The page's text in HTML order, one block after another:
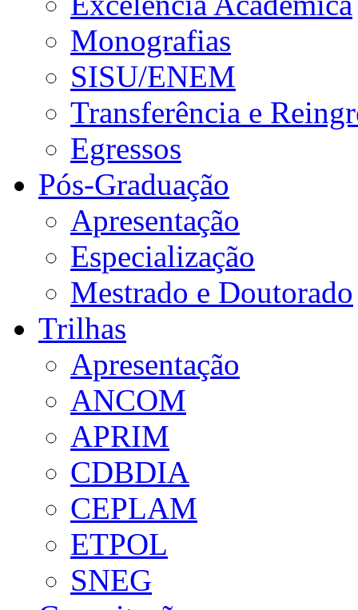
Monografias
SISU/ENEM
Transferência e
Egressos
Pós-Graduação
Apresentação
Especialização
Mestrado e Doutorado
Trilhas
Apresentação
ANCOM
APRIM
CDBDIA
CEPLAM
ETPOL
SNEG